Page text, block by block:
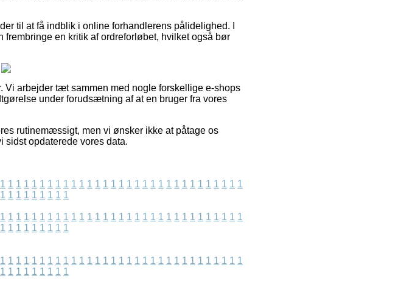
til at få indblik i online forhandlerens pålidelighed. I
en kritik af ordreforløbet, hvilket også bør
arbejder tæt sammen med nogle forskellige e-shops
under forudsætning af at en bruger fra vores
rutinemæssigt, men vi ønsker ikke at påtage os
sidst opdaterede vores data.
1 1 1 1 1 1 1 1 1 1 1 1 1 1 1 1 1 1 1 1 1 1 1 1 1 1 1 1 1 1 1
1 1 1 1 1 1 1 1 1
1 1 1 1 1 1 1 1 1 1 1 1 1 1 1 1 1 1 1 1 1 1 1 1 1 1 1 1 1 1 1
1 1 1 1 1 1 1 1 1
1 1 1 1 1 1 1 1 1 1 1 1 1 1 1 1 1 1 1 1 1 1 1 1 1 1 1 1 1 1 1
1 1 1 1 1 1 1 1 1